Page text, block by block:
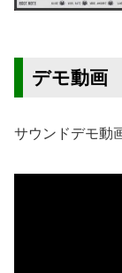
デモ動画
サウンドデモ動